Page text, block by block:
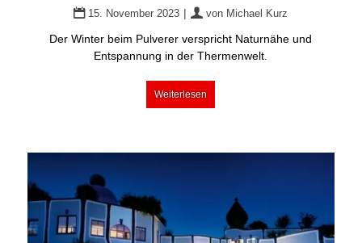
15. November 2023 | von Michael Kurz
Der Winter beim Pulverer verspricht Naturnähe und
Entspannung in der Thermenwelt.
Weiterlesen